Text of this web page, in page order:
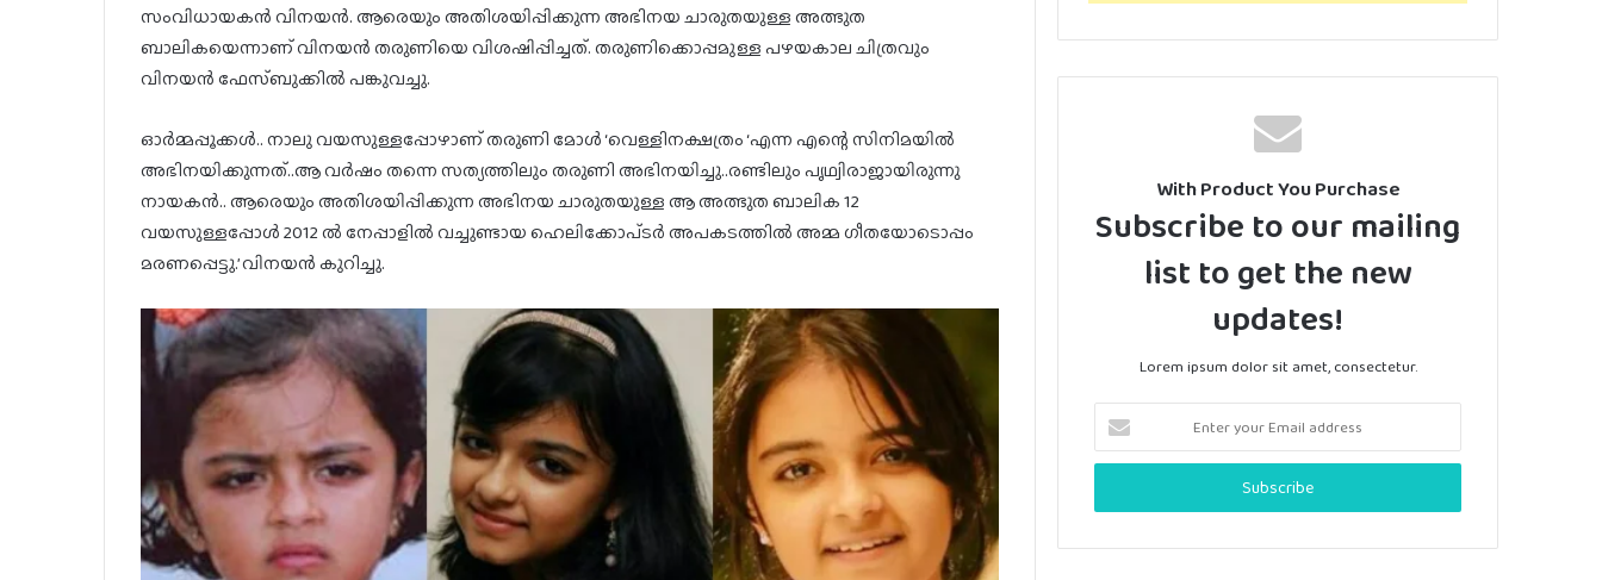
സംവിധായകൻ വിനയൻ. ആരെയും അതിശയിപ്പിക്കുന്ന അഭിനയ ചാരുതയുള്ള അത്ഭുത
ബാലികയെന്നാണ് വിനയൻ തരുണിയെ വിശഷിപ്പിച്ചത്. തരുണിക്കൊപ്പമുള്ള പഴയകാല ചിത്രവും
വിനയൻ ഫേസ്ബുക്കിൽ പങ്കുവച്ചു.
ഓർമ്മപ്പൂക്കൾ.. നാലു വയസുള്ളപ്പോഴാണ് തരുണി മോൾ ‘വെള്ളിനക്ഷത്രം ‘എന്ന എന്റെ സിനിമയിൽ
അഭിനയിക്കുന്നത്..ആ വർഷം തന്നെ സത്യത്തിലും തരുണി അഭിനയിച്ചു..രണ്ടിലും പൃഥ്വിരാജായിരുന്നു
നായകൻ.. ആരെയും അതിശയിപ്പിക്കുന്ന അഭിനയ ചാരുതയുള്ള ആ അത്ഭുത ബാലിക 12
വയസുള്ളപ്പോൾ 2012 ൽ നേപ്പാളിൽ വച്ചുണ്ടായ ഹെലിക്കോപ്ടർ അപകടത്തിൽ അമ്മ ഗീതയോടൊപ്പം
മരണപ്പെട്ടു.’ വിനയൻ കുറിച്ചു.
With Product You Purchase
Subscribe to our mailing
list to get the new
updates!
Lorem ipsum dolor sit amet, consectetur.
Enter
your
Email